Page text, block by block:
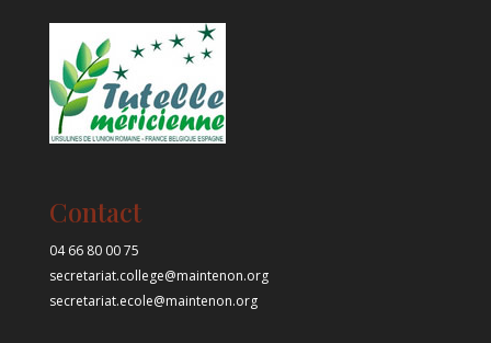
Contact
04 66 80 00 75
secretariat.college@maintenon.org
secretariat.ecole@maintenon.org